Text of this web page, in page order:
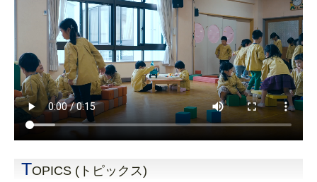
TOPICS (トピックス)